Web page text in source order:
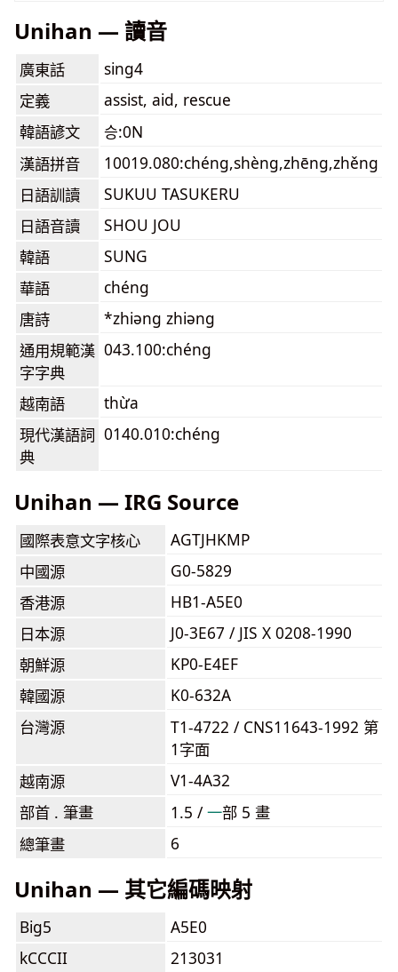
Unihan — 讀音
廣東話
sing4
定義
assist, aid, rescue
韓語諺文
승:0N
漢語拼音
10019.080:chéng,shèng,zhēng,zhěng
日語訓讀
SUKUU TASUKERU
日語音讀
SHOU JOU
韓語
SUNG
華語
chéng
唐詩
*zhiəng zhiəng
通用規範漢
字字典
043.100:chéng
越南語
thừa
現代漢語詞
典
0140.010:chéng
Unihan — IRG Source
國際表意文字核心
AGTJHKMP
中國源
G0-5829
香港源
HB1-A5E0
日本源
J0-3E67 / JIS X 0208-1990
朝鮮源
KP0-E4EF
韓國源
K0-632A
台灣源
T1-4722 / CNS11643-1992 第
1字面
越南源
V1-4A32
部首 . 筆畫
1.5 /⼀部 5 畫
總筆畫
6
Unihan — 其它編碼映射
Big5
A5E0
kCCCII
213031